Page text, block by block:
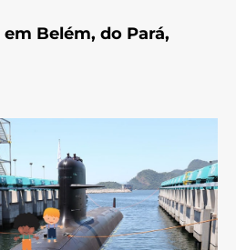
Belém, do Pará,